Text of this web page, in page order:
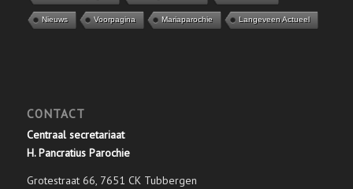
Nieuws Voorpagina Mariaparochie Langeveen Actueel
CONTACT
Centraal secretariaat
H. Pancratius Parochie
Grotestraat 66, 7651 CK Tubbergen